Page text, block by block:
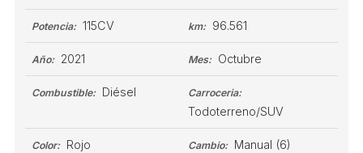
Potencia: 115CV km: 96.561
Año: 2021 Mes: Octubre
Combustible: Diésel Carroceria:
Todoterreno/SUV
Color: Rojo Cambio: Manual (6)